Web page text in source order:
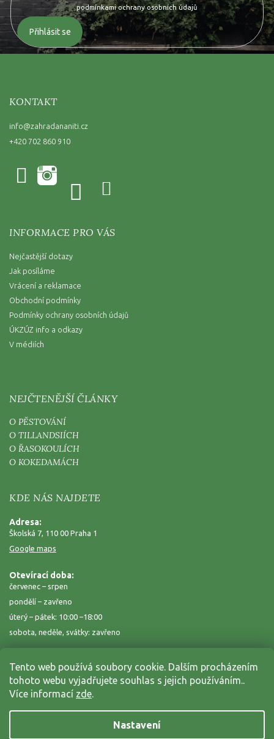
Tento web používá soubory cookie. Dalším procházením
tohoto webu vyjadřujete souhlas s jejich používáním..
Více informací zde.
Nastavení
podmínkami ochrany osobních údajů
Přihlásit se
KONTAKT
info@zahradananiti.cz
+420 702 860 910
INFORMACE PRO VÁS
Nejčastější dotazy
Jak posíláme
Vrácení a reklamace
Obchodní podmínky
Podmínky ochrany osobních údajů
ÚKZÚZ info a odkazy
V médiích
NEJČTENĚJŠÍ ČLÁNKY
O PĚSTOVÁNÍ
O TILLANDSIÍCH
O ŘASOKOULÍCH
O KOKEDAMÁCH
KDE NÁS NAJDETE
Adresa:
Školská 7, 110 00 Praha 1
Google maps
Otevírací doba:
červenec – srpen
pondělí – zavřeno
úterý – pátek: 10:00 –18:00
sobota, neděle, svátky: zavřeno
Zahrada na niti. Všechna práva vyhrazena.